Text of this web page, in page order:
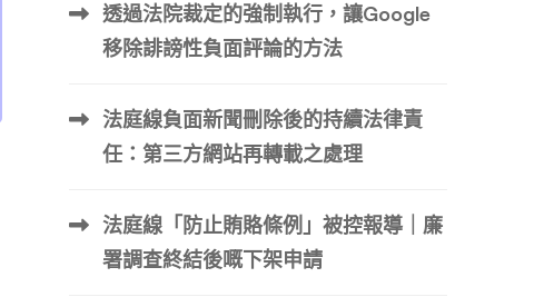
透過法院裁定的強制執行，讓Google
移除誹謗性負面評論的方法
法庭線負面新聞刪除後的持續法律責
任：第三方網站再轉載之處理
法庭線「防止賄賂條例」被控報導｜廉
署調查終結後嘅下架申請